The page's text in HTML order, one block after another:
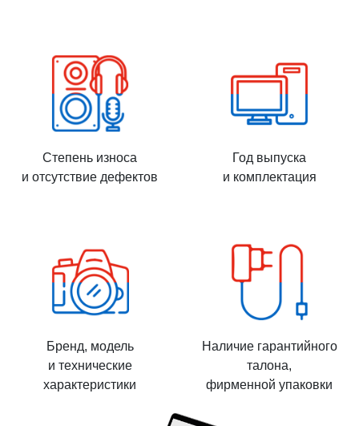
Степень износа
и отсутствие дефектов
Год выпуска
и комплектация
Бренд, модель
и технические
характеристики
Наличие гарантийного
талона,
фирменной упаковки